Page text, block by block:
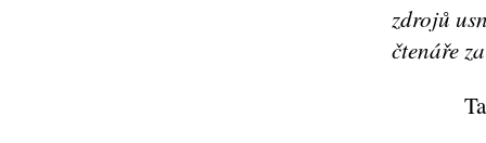
zdrojů
čtenáře